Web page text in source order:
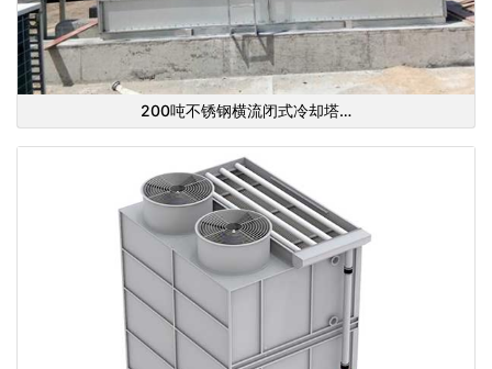
200吨不锈钢横流闭式冷却塔…